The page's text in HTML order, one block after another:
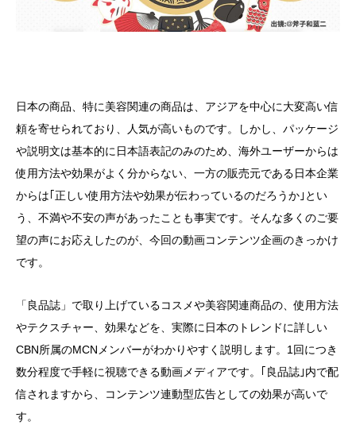
日本の商品、特に美容関連の商品は、アジアを中心に大変高い信
頼を寄せられており、人気が高いものです。しかし、パッケージ
や説明文は基本的に日本語表記のみのため、海外ユーザーからは
使用方法や効果がよく分からない、一方の販売元である日本企業
からは｢正しい使用方法や効果が伝わっているのだろうか｣とい
う、不満や不安の声があったことも事実です。そんな多くのご要
望の声にお応えしたのが、今回の動画コンテンツ企画のきっかけ
です。
「良品誌」で取り上げているコスメや美容関連商品の、使用方法
やテクスチャー、効果などを、実際に日本のトレンドに詳しい
CBN所属のMCNメンバーがわかりやすく説明します。1回につき
数分程度で手軽に視聴できる動画メディアです。｢良品誌｣内で配
信されますから、コンテンツ連動型広告としての効果が高いで
す。